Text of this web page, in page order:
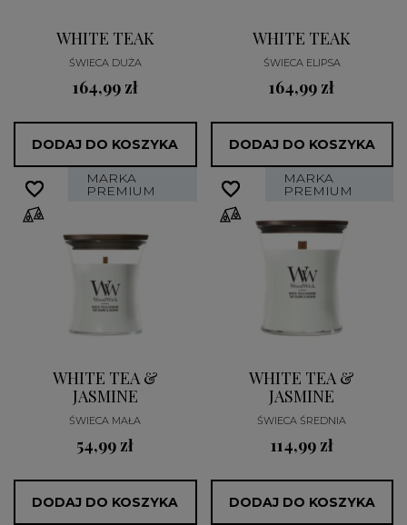
WHITE TEAK
ŚWIECA DUŻA
164,99 zł
DODAJ DO KOSZYKA
WHITE TEAK
ŚWIECA ELIPSA
164,99 zł
DODAJ DO KOSZYKA
MARKA
PREMIUM
WHITE TEA &
JASMINE
ŚWIECA MAŁA
54,99 zł
DODAJ DO KOSZYKA
favorite_border
favorite_border MARKA
PREMIUM
WHITE TEA &
JASMINE
ŚWIECA ŚREDNIA
114,99 zł
DODAJ DO KOSZYKA
favorite_border
favorite_border